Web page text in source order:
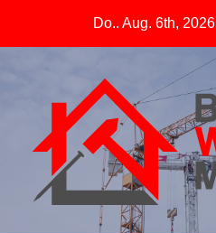
Do.. Aug. 6th, 2026